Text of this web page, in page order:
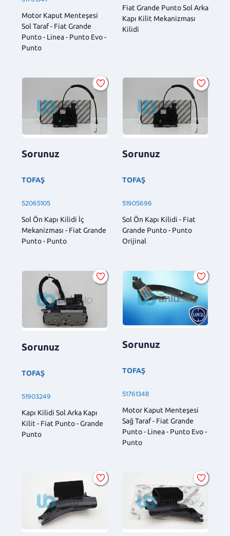
Motor Kaput Menteşesi
Sol Taraf - Fiat Grande
Punto - Linea - Punto Evo -
Punto
Fiat Grande Punto Sol Arka
Kapı Kilit Mekanizması
Kilidi
Sorunuz
TOFAŞ
52065105
Sol Ön Kapı Kilidi İç
Mekanizması - Fiat Grande
Punto - Punto
Sorunuz
TOFAŞ
51905696
Sol Ön Kapı Kilidi - Fiat
Grande Punto - Punto
Orijinal
Sorunuz
TOFAŞ
51903249
Kapı Kilidi Sol Arka Kapı
Kilit - Fiat Punto - Grande
Punto
Sorunuz
TOFAŞ
51761348
Motor Kaput Menteşesi
Sağ Taraf - Fiat Grande
Punto - Linea - Punto Evo -
Punto